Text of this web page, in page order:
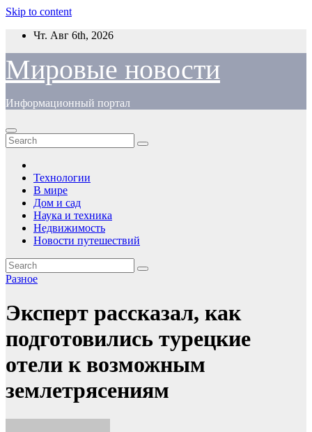
Skip to content
Чт. Авг 6th, 2026
Мировые новости
Информационный портал
Технологии
В мире
Дом и сад
Наука и техника
Недвижимость
Новости путешествий
Разное
Эксперт рассказал, как
подготовились турецкие
отели к возможным
землетрясениям